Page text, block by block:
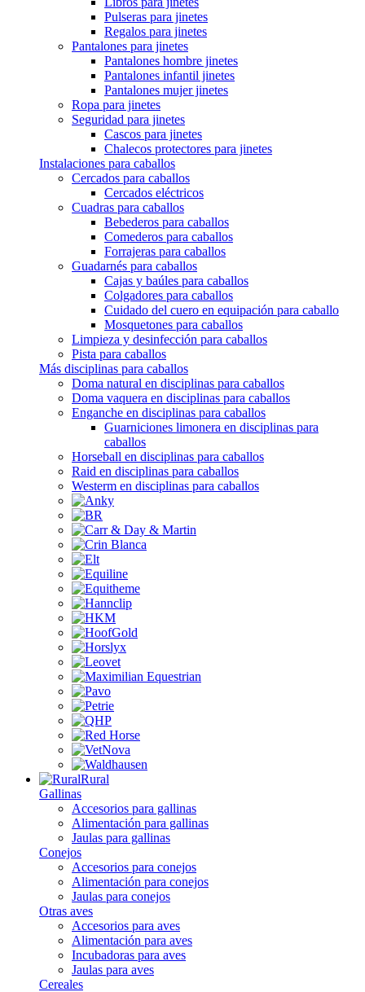
Pulseras para jinetes
Regalos para jinetes
Pantalones para jinetes
Pantalones hombre jinetes
Pantalones infantil jinetes
Pantalones mujer jinetes
Ropa para jinetes
Seguridad para jinetes
Cascos para jinetes
Chalecos protectores para jinetes
Instalaciones para caballos
Cercados para caballos
Cercados eléctricos
Cuadras para caballos
Bebederos para caballos
Comederos para caballos
Forrajeras para caballos
Guadarnés para caballos
Cajas y baúles para caballos
Colgadores para caballos
Cuidado del cuero en equipación para caballo
Mosquetones para caballos
Limpieza y desinfección para caballos
Pista para caballos
Más disciplinas para caballos
Doma natural en disciplinas para caballos
Doma vaquera en disciplinas para caballos
Enganche en disciplinas para caballos
Guarniciones limonera en disciplinas para
caballos
Horseball en disciplinas para caballos
Raid en disciplinas para caballos
Westerm en disciplinas para caballos
Rural
Gallinas
Accesorios para gallinas
Alimentación para gallinas
Jaulas para gallinas
Conejos
Accesorios para conejos
Alimentación para conejos
Jaulas para conejos
Otras aves
Accesorios para aves
Alimentación para aves
Incubadoras para aves
Jaulas para aves
Cereales